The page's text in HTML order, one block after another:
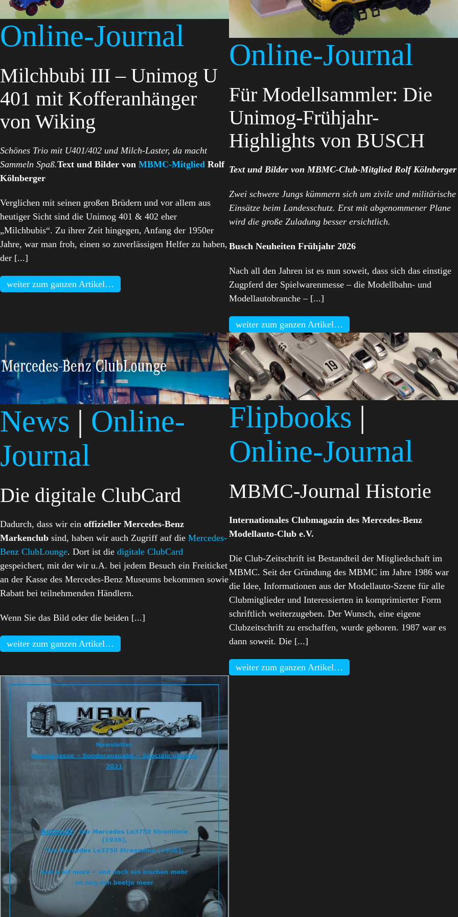
Online-Journal
Milchbubi III – Unimog U
401 mit Kofferanhänger
von Wiking
Schönes Trio mit U401/402 und Milch-Laster, da macht
Sammeln Spaß.Text und Bilder von MBMC-Mitglied Rolf
Kölnberger
Verglichen mit seinen großen Brüdern und vor allem aus
heutiger Sicht sind die Unimog 401 & 402 eher
„Milchbubis“. Zu ihrer Zeit hingegen, Anfang der 1950er
Jahre, war man froh, einen so zuverlässigen Helfer zu haben,
der [...]
weiter zum ganzen Artikel…
Online-Journal
Für Modellsammler: Die
Unimog-Frühjahr-
Highlights von BUSCH
Text und Bilder von MBMC-Club-Mitglied Rolf Kölnberger
Zwei schwere Jungs kümmern sich um zivile und militärische
Einsätze beim Landesschutz. Erst mit abgenommener Plane
wird die große Zuladung besser ersichtlich.
Busch Neuheiten Frühjahr 2026
Nach all den Jahren ist es nun soweit, dass sich das einstige
Zugpferd der Spielwarenmesse – die Modellbahn- und
Modellautobranche – [...]
weiter zum ganzen Artikel…
News | Online-
Journal
Die digitale ClubCard
Dadurch, dass wir ein offizieller Mercedes-Benz
Markenclub sind, haben wir auch Zugriff auf die Mercedes-
Benz ClubLounge. Dort ist die digitale ClubCard
gespeichert, mit der wir u.A. bei jedem Besuch ein Freiticket
an der Kasse des Mercedes-Benz Museums bekommen sowie
Rabatt bei teilnehmenden Händlern.
Wenn Sie das Bild oder die beiden [...]
weiter zum ganzen Artikel…
Flipbooks |
Online-Journal
MBMC-Journal Historie
Internationales Clubmagazin des Mercedes-Benz
Modellauto-Club e.V.
Die Club-Zeitschrift ist Bestandteil der Mitgliedschaft im
MBMC. Seit der Gründung des MBMC im Jahre 1986 war
die Idee, Informationen aus der Modellauto-Szene für alle
Clubmitglieder und Interessierten in komprimierter Form
schriftlich weiterzugeben. Der Wunsch, eine eigene
Clubzeitschrift zu erschaffen, wurde geboren. 1987 war es
dann soweit. Die [...]
weiter zum ganzen Artikel…